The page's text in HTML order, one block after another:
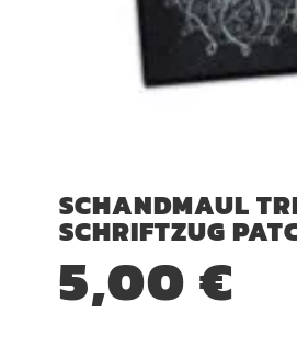
SCHANDMAUL
SCHRIFTZUG
5,00€